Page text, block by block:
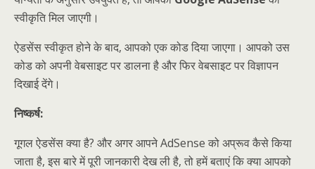
स्वीकृति मिल जाएगी।
ऐडसेंस स्वीकृत होने के बाद, आपको एक कोड दिया जाएगा। आपको उस
कोड को अपनी वेबसाइट पर डालना है और फिर वेबसाइट पर विज्ञापन
दिखाई देंगे।
निष्कर्ष:
गूगल ऐडसेंस क्या है? और अगर आपने AdSense को अप्रूव कैसे किया
जाता है, इस बारे में पूरी जानकारी देख ली है, तो हमें बताएं कि क्या आपको